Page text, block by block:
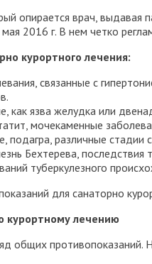
врач, выдавая
2016 г. В нем четко
курортного лечения:
связанные с
как язва желудка или
мочекаменные
подагра, различные стадии
Бехтерева, последствия
туберкулезного
для санаторно
курортному лечению
общих противопоказаний.